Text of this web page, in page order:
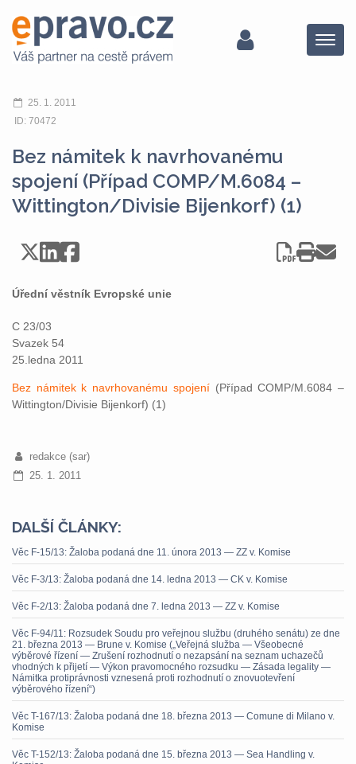
Menu
25. 1. 2011
ID: 70472
Bez námitek k navrhovanému
spojení (Případ COMP/M.6084 –
Wittington/Divisie Bijenkorf) (1)
Úřední věstník Evropské unie
C 23/03
Svazek 54
25.ledna 2011
Bez námitek k navrhovanému spojení(Případ COMP/M.6084 –
Wittington/Divisie Bijenkorf) (1)
redakce (sar)
25. 1. 2011
DALŠÍ ČLÁNKY:
Věc F-15/13: Žaloba podaná dne 11. února 2013 — ZZ v. Komise
Věc F-3/13: Žaloba podaná dne 14. ledna 2013 — CK v. Komise
Věc F-2/13: Žaloba podaná dne 7. ledna 2013 — ZZ v. Komise
Věc F-94/11: Rozsudek Soudu pro veřejnou službu (druhého senátu) ze dne
21. března 2013 — Brune v. Komise („Veřejná služba — Všeobecné
výběrové řízení — Zrušení rozhodnutí o nezapsání na seznam uchazečů
vhodných k přijetí — Výkon pravomocného rozsudku — Zásada legality —
Námitka protiprávnosti vznesená proti rozhodnutí o znovuotevření
výběrového řízení“)
Věc T-167/13: Žaloba podaná dne 18. března 2013 — Comune di Milano v.
Komise
Věc T-152/13: Žaloba podaná dne 15. března 2013 — Sea Handling v.